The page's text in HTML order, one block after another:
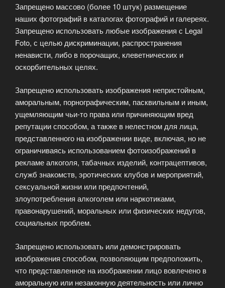
Запрещено массово (более 10 штук) размещение
наших фотографий в каталогах фотографий и галереях.
Запрещено использовать любые изображения с Legal
Foto, с целью дискриминации, распространения
ненависти, либо в порочащих, клеветнических и
оскорбительных целях.
Запрещено использовать изображения непристойным,
аморальным, порнографическим, пасквильным и иным,
ущемляющим чьи-то права или причиняющим вред
репутации способом, а также в нелестном для лица,
представленного на изображении виде, включая, но не
ограничиваясь использованием фотоизображений в
рекламе алкоголя, табачных изделий, контрацептивов,
служб знакомств, эротических клубов и мероприятий,
сексуальной жизни или предпочтений,
злоупотребления алкоголем или наркотиками,
правонарушений, моральных или физических недугов,
социальных проблем.
Запрещено использовать или демонстрировать
изображения способом, позволяющим предположить,
что представленное на изображении лицо вовлечено в
аморальную или незаконную деятельность или лично